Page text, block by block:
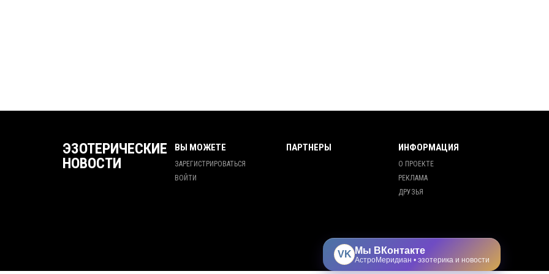
ЭЗОТЕРИЧЕСКИЕ
НОВОСТИ
ВЫ МОЖЕТЕ
ЗАРЕГИСТРИРОВАТЬСЯ
ВОЙТИ
ПАРТНЕРЫ ИНФОРМАЦИЯ
О ПРОЕКТЕ
РЕКЛАМА
ДРУЗЬЯ
VK Мы ВКонтакте
АстроМеридиан • эзотерика и новости